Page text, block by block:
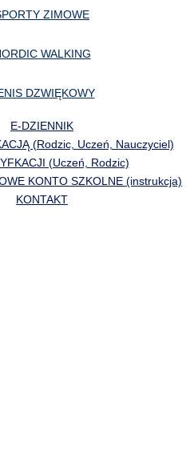
ZIMOWE
WALKING
DZWIĘKOWY
E-DZIENNIK
(Rodzic, Uczeń, Nauczyciel)
(Uczeń, Rodzic)
KONTO SZKOLNE (instrukcja)
KONTAKT